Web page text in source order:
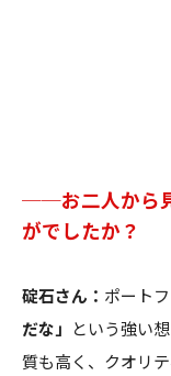
──お二人から
がでしたか？
碇石さん： ポート
だな」 という強い
質も高く、クオリ